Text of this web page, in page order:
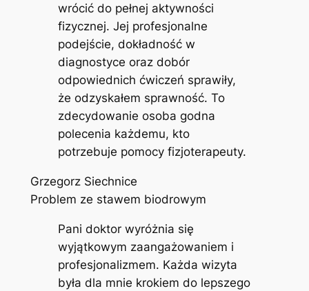
wrócić do pełnej aktywności
fizycznej. Jej profesjonalne
podejście, dokładność w
diagnostyce oraz dobór
odpowiednich ćwiczeń sprawiły,
że odzyskałem sprawność. To
zdecydowanie osoba godna
polecenia każdemu, kto
potrzebuje pomocy fizjoterapeuty.
Grzegorz Siechnice
Problem ze stawem biodrowym
Pani doktor wyróżnia się
wyjątkowym zaangażowaniem i
profesjonalizmem. Każda wizyta
była dla mnie krokiem do lepszego